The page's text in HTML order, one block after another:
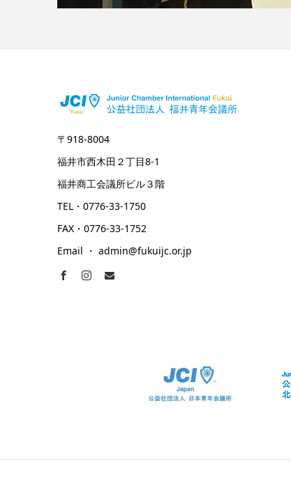
〒918-8004
福井市西木田２丁目8-1
福井商工会議所ビル３階
TEL・0776-33-1750
FAX・0776-33-1752
Email ・ admin@fukuijc.or.jp